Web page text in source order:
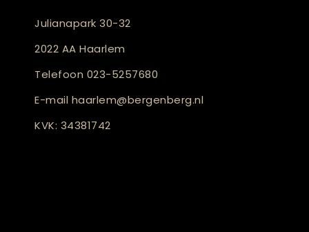
Julianapark 30-32
2022 AA Haarlem
Telefoon 023-5257680
E-mail haarlem@bergenberg.nl
KVK: 34381742